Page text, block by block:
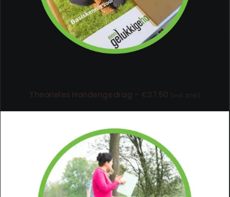
Theorieles Hondengedrag €37.50 (incl. BTW)
TOEVOEGEN AAN WINKELWAGEN